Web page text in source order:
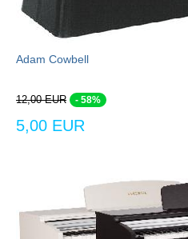
Adam Cowbell
12,00 EUR - 58%
5,00 EUR